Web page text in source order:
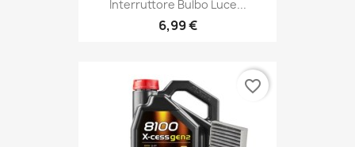
6,99 €
favorite_border